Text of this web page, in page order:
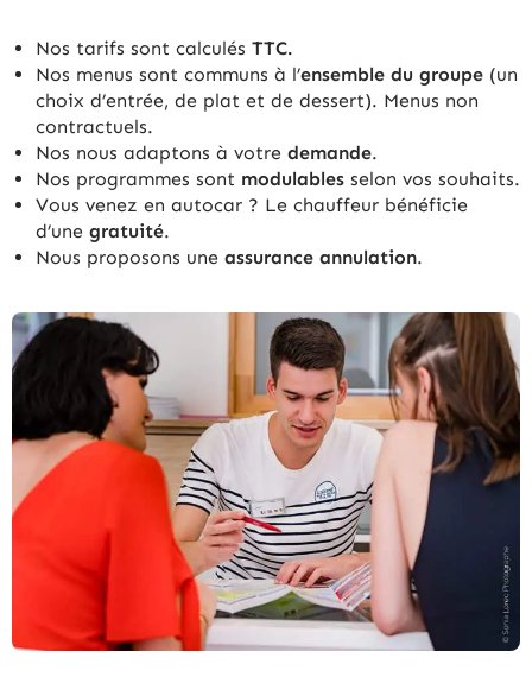
Nos tarifs sont calculés TTC.
Nos menus sont communs à l’ensemble du groupe (un
choix d’entrée, de plat et de dessert). Menus non
contractuels.
Nos nous adaptons à votre demande.
Nos programmes sont modulables selon vos souhaits.
Vous venez en autocar ? Le chauffeur bénéficie
d’une gratuité.
Nous proposons une assurance annulation.